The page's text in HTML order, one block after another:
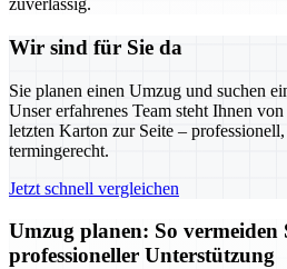
zuverlässig.
Wir sind für Sie da
Sie planen einen Umzug und suchen
Unser erfahrenes Team steht Ihnen
letzten Karton zur Seite –
termingerecht.
Jetzt schnell vergleichen
Umzug planen: So vermeiden
professioneller Unterstützung